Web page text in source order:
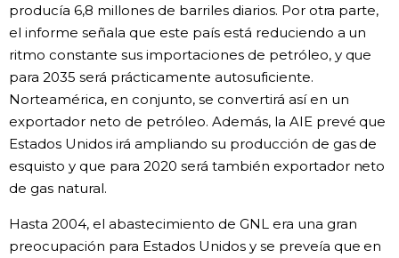
producía 6,8 millones de barriles diarios. Por otra parte,
el informe señala que este país está reduciendo a un
ritmo constante sus importaciones de petróleo, y que
para 2035 será prácticamente autosuficiente.
Norteamérica, en conjunto, se convertirá así en un
exportador neto de petróleo. Además, la AIE prevé que
Estados Unidos irá ampliando su producción de gas de
esquisto y que para 2020 será también exportador neto
de gas natural.
Hasta 2004, el abastecimiento de GNL era una gran
preocupación para Estados Unidos y se preveía que en